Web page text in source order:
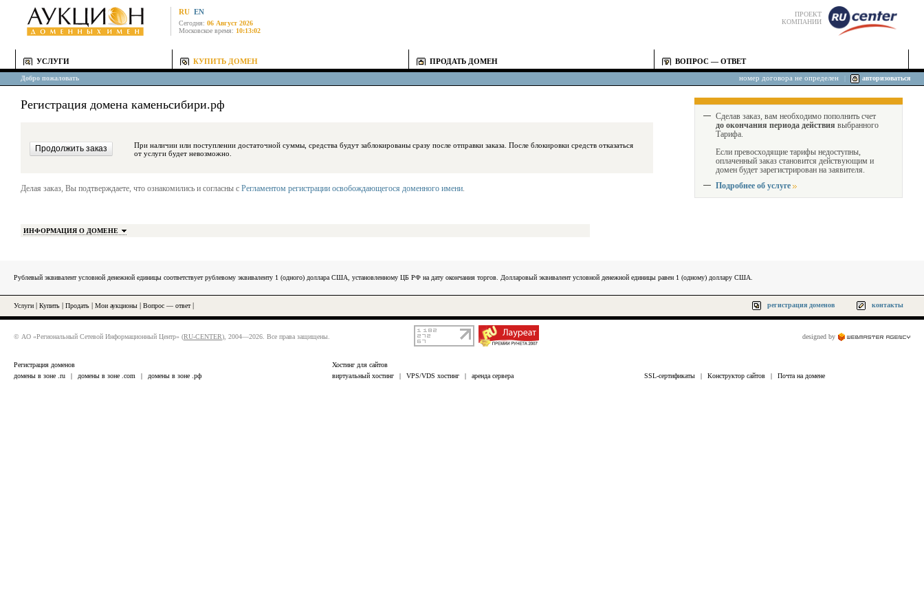
RU EN
Сегодня: 06 Август 2026
Московское время: 10:13:02
ПРОЕКТ
КОМПАНИИ
УСЛУГИ КУПИТЬ ДОМЕН ПРОДАТЬ ДОМЕН ВОПРОС — ОТВЕТ
Добро пожаловать номер договора не определен авторизоваться
Регистрация домена каменьсибири.рф
При наличии или поступлении достаточной суммы, средства будут заблокированы сразу после отправки заказа. После блокировки средств отказаться
от услуги будет невозможно.
Делая заказ, Вы подтверждаете, что ознакомились и согласны с Регламентом регистрации освобождающегося доменного имени.
ИНФОРМАЦИЯ О ДОМЕНЕ
Сделав заказ, вам необходимо пополнить счет
до окончания периода действия выбранного
Тарифа.
Если превосходящие тарифы недоступны,
оплаченный заказ становится действующим и
домен будет зарегистрирован на заявителя.
Подробнее об услуге
Рублевый эквивалент условной денежной единицы соответствует рублевому эквиваленту 1 (одного) доллара США, установленному ЦБ РФ на дату окончания торгов. Долларовый эквивалент условной денежной единицы равен 1 (одному) доллару США.
Услуги Купить Продать Мои аукционы Вопрос — ответ| регистрация доменов контакты
© АО «Региональный Сетевой Информационный Центр» (RU-CENTER), 2004—2026. Все права защищены. designed by
Регистрация доменов
домены в зоне .ru
| домены в зоне .com | домены в зоне .рф
Хостинг для сайтов
виртуальный хостинг
| VPS/VDS хостинг | аренда сервера SSL-сертификаты | Конструктор сайтов | Почта на домене